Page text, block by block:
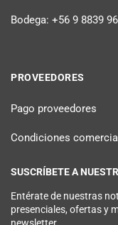
Bodega: +56 9 8839
PROVEEDORES
Pago proveedores
Condiciones
SUSCRÍBETE A
Entérate de nuestras
presenciales, ofertas y
newsletter.